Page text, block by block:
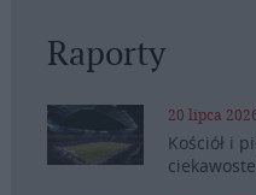
Raporty
20 lipca
Kościół i